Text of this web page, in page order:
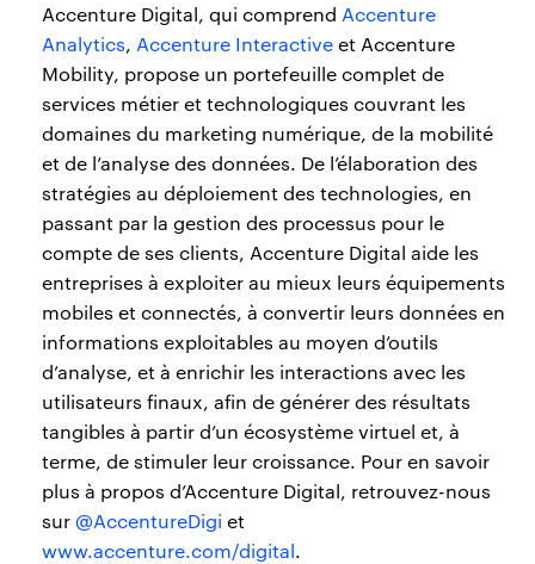
Accenture Digital, qui comprend Accenture
Analytics, Accenture Interactiveet Accenture
Mobility, propose un portefeuille complet de
services métier et technologiques couvrant les
domaines du marketing numérique, de la mobilité
et de l’analyse des données. De l’élaboration des
stratégies au déploiement des technologies, en
passant par la gestion des processus pour le
compte de ses clients, Accenture Digital aide les
entreprises à exploiter au mieux leurs équipements
mobiles et connectés, à convertir leurs données en
informations exploitables au moyen d’outils
d’analyse, et à enrichir les interactions avec les
utilisateurs finaux, afin de générer des résultats
tangibles à partir d’un écosystème virtuel et, à
terme, de stimuler leur croissance. Pour en savoir
plus à propos d’Accenture Digital, retrouvez-nous
sur@AccentureDigi et
www.accenture.com/digital.